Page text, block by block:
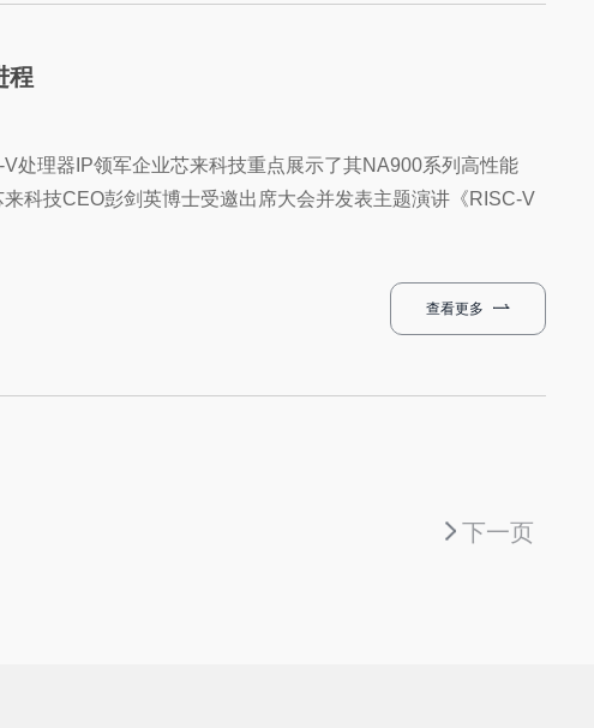
程
理器IP领军企业芯来科技重点展示了其NA900系列高性能
科技CEO彭剑英博士受邀出席大会并发表主题演讲《RISC-V
查看更多
下一页